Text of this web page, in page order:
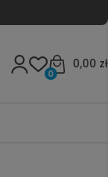
0,00 zł
0